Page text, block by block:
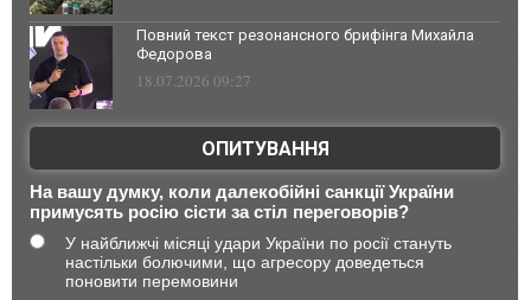
Повний текст резонансного брифінга Михайла
Федорова
18.07.2026 09:27
ОПИТУВАННЯ
На вашу думку, коли далекобійні санкції України
примусять росію сісти за стіл переговорів?
У найближчі місяці удари України по росії стануть
настільки болючими, що агресору доведеться
поновити перемовини